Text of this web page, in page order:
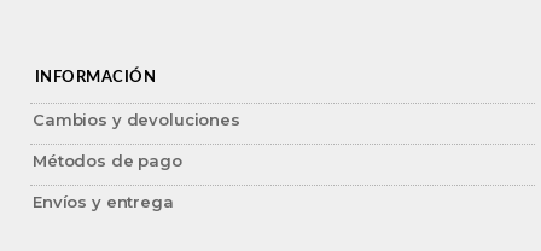
INFORMACIÓN
Cambios y devoluciones
Métodos de pago
Envíos y entrega